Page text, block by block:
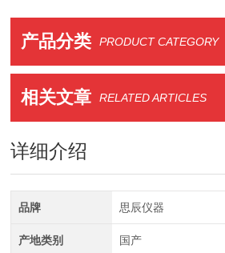
产品分类 PRODUCT CATEGORY
相关文章 RELATED ARTICLES
详细介绍
品牌 思辰仪器
产地类别 国产